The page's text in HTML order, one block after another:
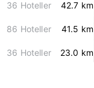
36 Hoteller 42.7 km
86 Hoteller 41.5 km
36 Hoteller 23.0 km